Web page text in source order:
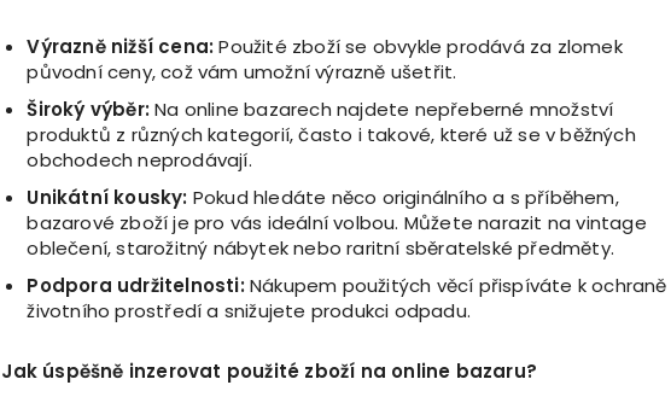
Výrazně nižší cena:Použité zboží se obvykle prodává za zlomek
původní ceny, což vám umožní výrazně ušetřit.
Široký výběr:Na online bazarech najdete nepřeberné množství
produktů z různých kategorií, často i takové, které už se v běžných
obchodech neprodávají.
Unikátní kousky: Pokud hledáte něco originálního a s příběhem,
bazarové zboží je pro vás ideální volbou. Můžete narazit na vintage
oblečení, starožitný nábytek nebo raritní sběratelské předměty.
Podpora udržitelnosti:Nákupem použitých věcí přispíváte k ochraně
životního prostředí a snižujete produkci odpadu.
Jak úspěšně inzerovat použité zboží na online bazaru?